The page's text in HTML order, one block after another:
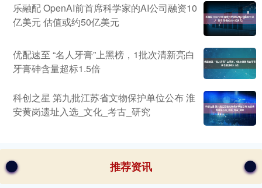
乐融配 OpenAI前首席科学家的AI公司融资10
亿美元 估值或约50亿美元
优配速至 “名人牙膏”上黑榜，1批次清新亮白
牙膏砷含量超标1.5倍
科创之星 第九批江苏省文物保护单位公布 淮
安黄岗遗址入选_文化_考古_研究
推荐资讯